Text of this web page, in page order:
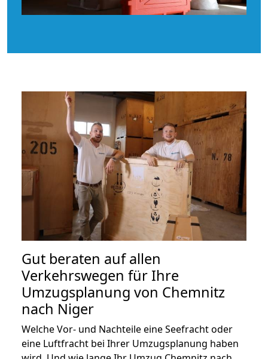
Gut beraten auf allen
Verkehrswegen für Ihre
Umzugsplanung von Chemnitz
nach Niger
Welche Vor- und Nachteile eine Seefracht oder
eine Luftfracht bei Ihrer Umzugsplanung haben